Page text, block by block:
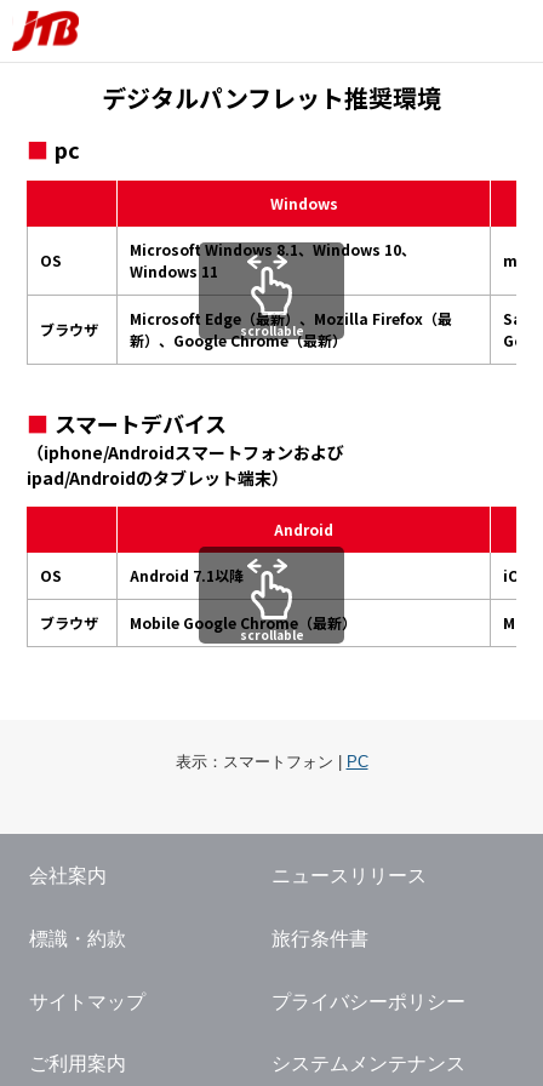
デジタルパンフレット推奨環境
pc
Windows
OS
Microsoft Windows 8.1、Windows 10、
Windows 11
ブラウザ
Microsoft Edge（最新）、Mozilla Firefox（最
新）、 Google Chrome（最新）
scrollable
スマートデバイス
（iphone/Androidスマートフォンおよび
ipad/Androidのタブレット端末）
Android
OS Android 7.1以降 iOS
ブラウザ Mobile Google Chrome（最新）
scrollable
表示： スマートフォン | PC
会社案内 ニュースリリース
標識・約款 旅行条件書
サイトマップ プライバシーポリシー
ご利用案内 システムメンテナンス